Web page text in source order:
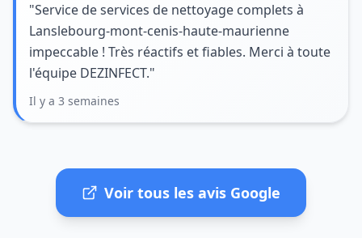
"Service de services de nettoyage complets à
Lanslebourg-mont-cenis-haute-maurienne
impeccable ! Très réactifs et fiables. Merci à toute
l'équipe DEZINFECT."
Il y a 3 semaines
Voir tous les avis Google